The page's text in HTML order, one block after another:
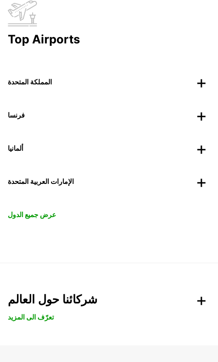
Top Airports
المملكة المتحدة
فرنسا
ألمانيا
الإمارات العربية المتحدة
عرض جميع الدول
شركائنا حول العالم
تعرّف الى المزيد